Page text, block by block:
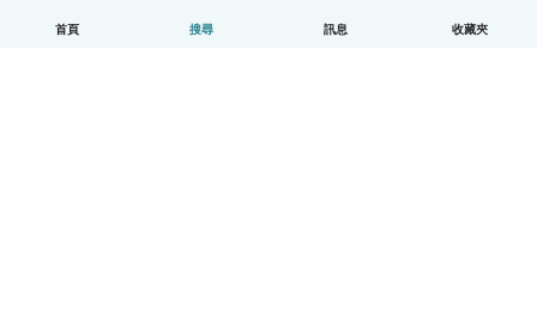
首頁 搜尋 訊息 收藏夾